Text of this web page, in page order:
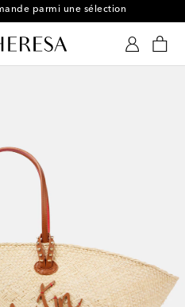
parmi une sélection